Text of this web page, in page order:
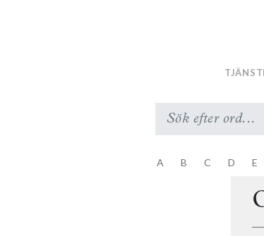
A B C D E